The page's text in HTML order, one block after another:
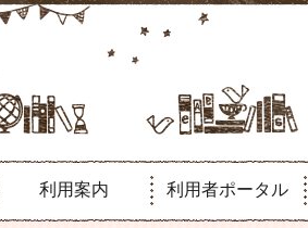
利用案内 利用者ポータル